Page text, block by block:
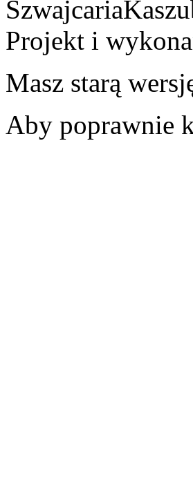
Projekt i
Masz starą
Aby poprawnie